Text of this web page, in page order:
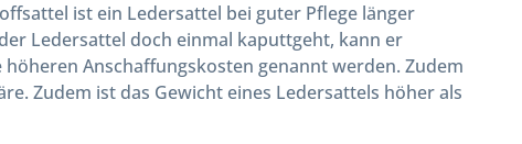
ist ein Ledersattel bei guter Pflege länger
Ledersattel doch einmal kaputtgeht, kann er
Anschaffungskosten genannt werden. Zudem
Zudem ist das Gewicht eines Ledersattels höher als